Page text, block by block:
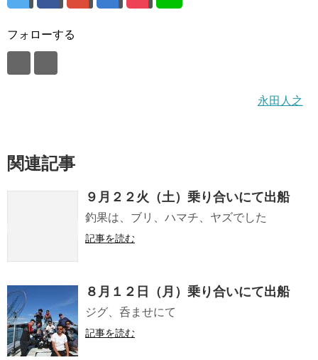
フォローする
永田人之
関連記事
９月２２火（土）乗り合いにて出船
釣果は、ブリ、ハマチ、ヤズでした
記事を読む
８月１２日（月）乗り合いにて出船
ジグ、呑ませにて
記事を読む